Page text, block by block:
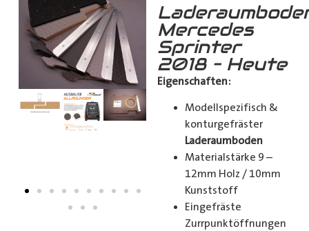
Mercedes
Sprinter
2018 – Heute
Eigenschaften:
Modellspezifisch &
konturgefräster
Laderaumboden
Materialstärke 9 –
12mm Holz / 10mm
Kunststoff
Eingefräste
Zurrpunktöffnungen